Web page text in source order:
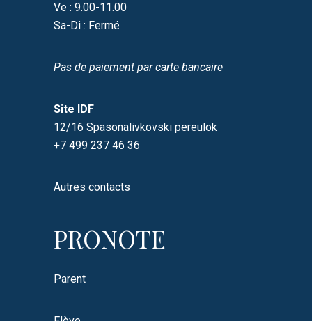
Ve : 9.00-11.00
Sa-Di : Fermé
Pas de paiement par carte bancaire
Site IDF
12/16 Spasonalivkovski pereulok
+7 499 237 46 36
Autres contacts
PRONOTE
Parent